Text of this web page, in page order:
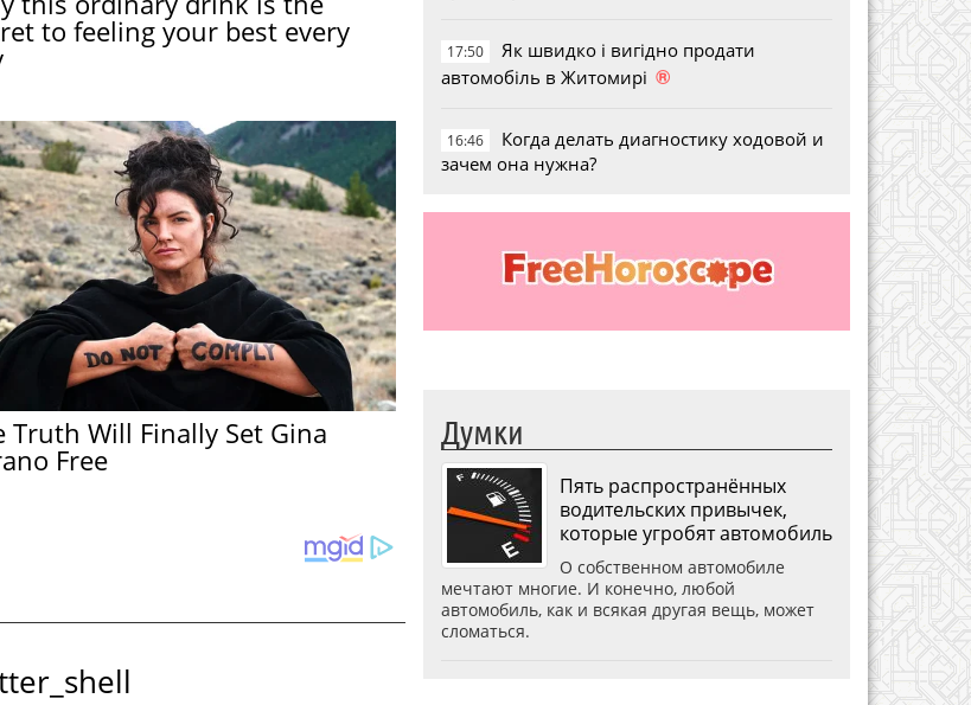
to feeling your best every
Truth Will Finally Set Gina
Free
17:50
Як швидко і вигідно продати
автомобіль в Житомирі ®
16:46
Когда делать диагностику ходовой и
зачем она нужна?
Думки
Пять распространённых
водительских привычек,
которые угробят автомобиль
О собственном автомобиле
мечтают многие. И конечно, любой
автомобиль, как и всякая другая вещь, может
сломаться.